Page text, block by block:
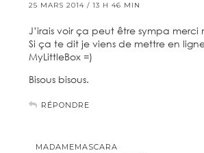
25 MARS 2014 / 13 H 46 MIN
J’irais voir ça peut être sympa merci
Si ça te dit je viens de mettre en
MyLittleBox =)
Bisous bisous.
RÉPONDRE
MADAMEMASCARA